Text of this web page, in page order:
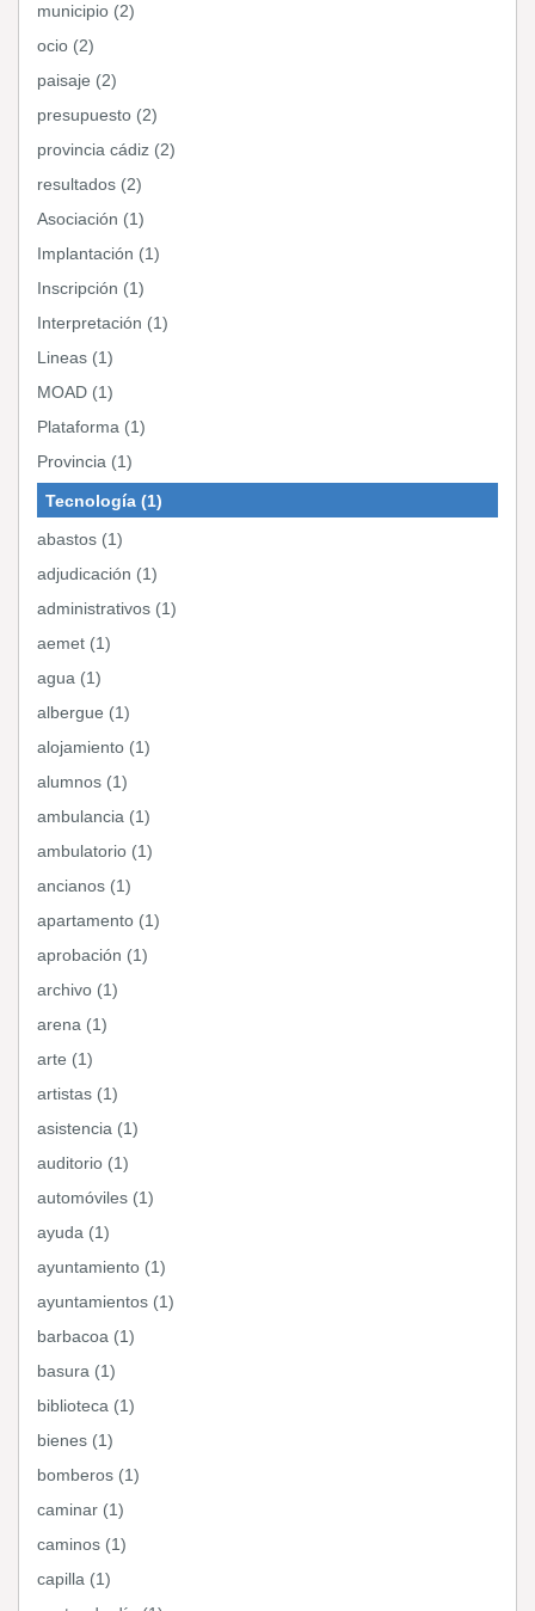
municipio (2)
ocio (2)
paisaje (2)
presupuesto (2)
provincia cádiz (2)
resultados (2)
Asociación (1)
Implantación (1)
Inscripción (1)
Interpretación (1)
Lineas (1)
MOAD (1)
Plataforma (1)
Provincia (1)
Tecnología (1)
abastos (1)
adjudicación (1)
administrativos (1)
aemet (1)
agua (1)
albergue (1)
alojamiento (1)
alumnos (1)
ambulancia (1)
ambulatorio (1)
ancianos (1)
apartamento (1)
aprobación (1)
archivo (1)
arena (1)
arte (1)
artistas (1)
asistencia (1)
auditorio (1)
automóviles (1)
ayuda (1)
ayuntamiento (1)
ayuntamientos (1)
barbacoa (1)
basura (1)
biblioteca (1)
bienes (1)
bomberos (1)
caminar (1)
caminos (1)
capilla (1)